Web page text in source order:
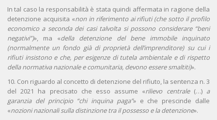
In tal caso la responsabilità è stata quindi affermata in ragione della
detenzione acquisita «non in riferimento ai rifiuti (che sotto il profilo
economico a seconda dei casi talvolta si possono considerare “beni
negativi”)», ma «della detenzione del bene immobile inquinato
(normalmente un fondo già di proprietà dell’imprenditore) su cui i
rifiuti insistono e che, per esigenze di tutela ambientale e di rispetto
della normativa nazionale e comunitaria, devono essere smaltiti)».
10. Con riguardo al concetto di detenzione del rifiuto, la sentenza n. 3
del 2021 ha precisato che esso assume «rilievo centrale (…) a
garanzia del principio “chi inquina paga”» e che prescinde dalle
«nozioni nazionali sulla distinzione tra il possesso e la detenzione».